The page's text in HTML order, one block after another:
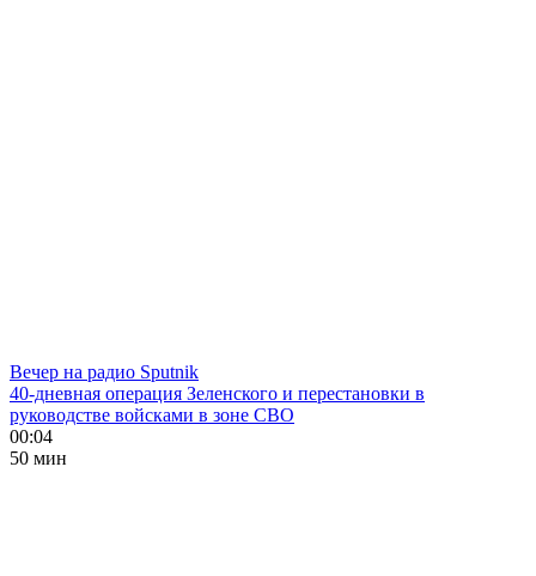
Вечер на радио Sputnik
40-дневная операция Зеленского и перестановки в
руководстве войсками в зоне СВО
00:04
50 мин